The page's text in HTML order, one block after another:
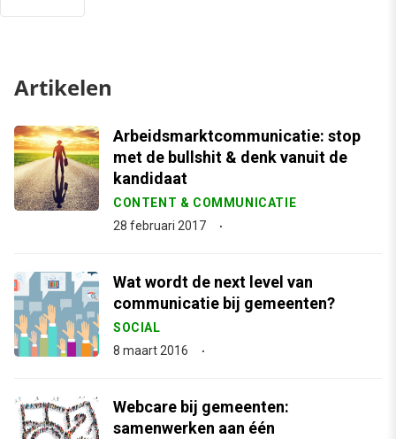
Artikelen
Arbeidsmarktcommunicatie: stop
met de bullshit & denk vanuit de
kandidaat
CONTENT & COMMUNICATIE
28 februari 2017
Wat wordt de next level van
communicatie bij gemeenten?
SOCIAL
8 maart 2016
Webcare bij gemeenten:
samenwerken aan één